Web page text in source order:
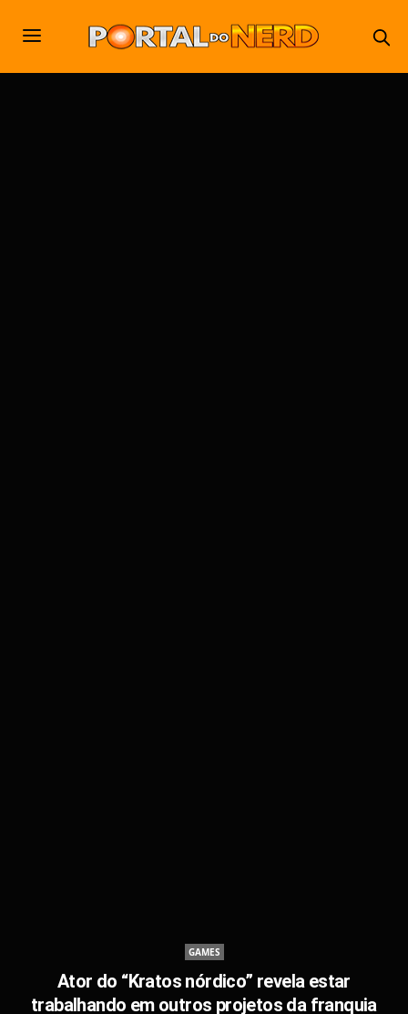
GAMES
Ator do “Kratos nórdico” revela estar
trabalhando em outros projetos da franquia